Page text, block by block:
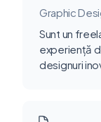
Graphic
Sunt un
experiență
designuri